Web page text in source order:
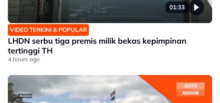
01:33
VIDEO TERKINI & POPULAR
LHDN serbu tiga premis milik bekas kepimpinan
tertinggi TH
4 hours ago